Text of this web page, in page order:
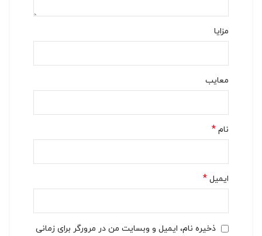
مزایا
معایب
نام *
ایمیل *
ذخیره نام، ایمیل و وبسایت من در مرورگر برای زمانی